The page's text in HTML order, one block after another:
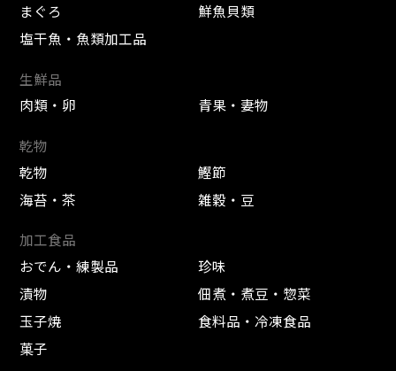
まぐろ
鮮魚貝類
塩干魚・魚類加工品
生鮮品
肉類・卵
青果・妻物
乾物
乾物
鰹節
海苔・茶
雑穀・豆
加工食品
おでん・練製品
珍味
漬物
佃煮・煮豆・惣菜
玉子焼
食料品・冷凍食品
菓子